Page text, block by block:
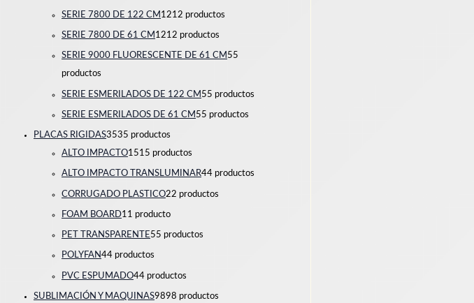
SERIE 7800 DE 122 CM 1212 productos
SERIE 7800 DE 61 CM 1212 productos
SERIE 9000 FLUORESCENTE DE 61 CM 55
productos
SERIE ESMERILADOS DE 122 CM 55 productos
SERIE ESMERILADOS DE 61 CM 55 productos
PLACAS RIGIDAS3535 productos
ALTO IMPACTO1515 productos
ALTO IMPACTO TRANSLUMINAR44 productos
CORRUGADO PLASTICO22 productos
FOAM BOARD11 producto
PET TRANSPARENTE55 productos
POLYFAN44 productos
PVC ESPUMADO44 productos
SUBLIMACIÓN Y MAQUINAS9898 productos